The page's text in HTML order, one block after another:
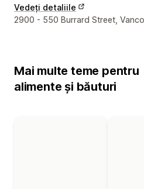
Vedeți detaliile
Detaliile de contact ale
2900 - 550 Burrard Street,
Mai multe teme pentru
alimente și băuturi